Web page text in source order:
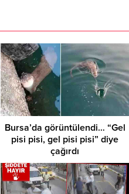
Bursa’da görüntülendi… “Gel
pisi pisi, gel pisi pisi” diye
çağırdı